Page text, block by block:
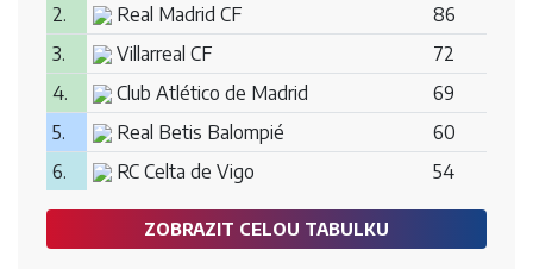
2.
Real Madrid CF
86
3.
Villarreal CF
72
4.
Club Atlético de Madrid
69
5.
Real Betis Balompié
60
6.
RC Celta de Vigo 54
ZOBRAZIT CELOU TABULKU